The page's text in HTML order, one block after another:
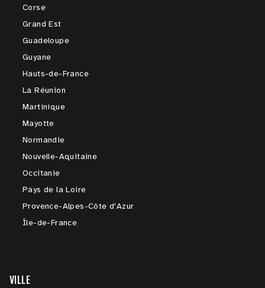
Corse
Grand Est
Guadeloupe
Guyane
Hauts-de-France
La Réunion
Martinique
Mayotte
Normandie
Nouvelle-Aquitaine
Occitanie
Pays de la Loire
Provence-Alpes-Côte d'Azur
Île-de-France
VILLE